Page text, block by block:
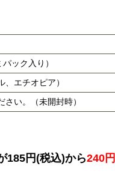
ック入り）
エチオピア）
い。（未開封時）
185円(税込)から240円